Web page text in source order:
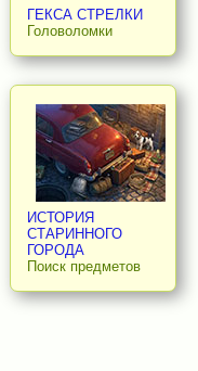
ГЕКСА СТРЕЛКИ
Головоломки
ИСТОРИЯ
СТАРИННОГО
ГОРОДА
Поиск предметов